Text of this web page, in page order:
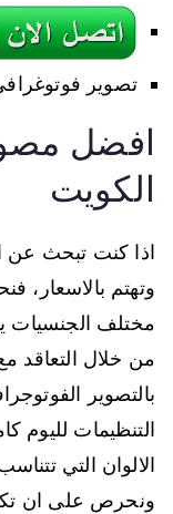
تصوير
افضل
الكويت
اذا كنت تبحث عن
وتهتم
مختلف
من خلال التعاقد
بالتصوير
التنظيمات لليوم
الالوان التي
ونحرص على ان